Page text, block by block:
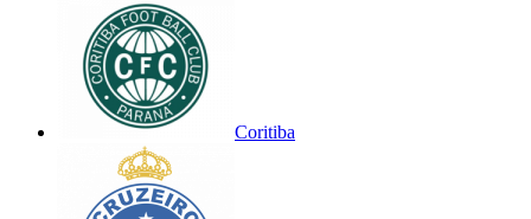
Coritiba